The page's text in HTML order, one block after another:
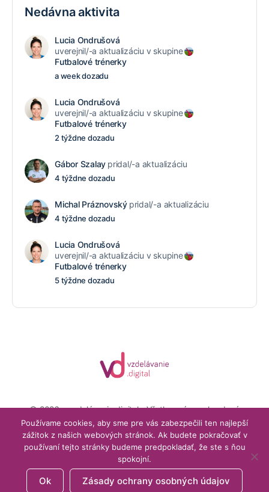
Nedávna aktivita
Lucia Ondrušová
uverejnil/-a aktualizáciu v skupine
Futbalové trénerky
a week dozadu
Lucia Ondrušová
uverejnil/-a aktualizáciu v skupine
Futbalové trénerky
2 týždne dozadu
Gábor Szalay pridal/-a aktualizáciu
4 týždne dozadu
Michal Práznovský pridal/-a aktualizáciu
4 týždne dozadu
Lucia Ondrušová
uverejnil/-a aktualizáciu v skupine
Futbalové trénerky
5 týždne dozadu
© 2026 - vzdelávanie.digital - Všetky práva vyhradené
Môj účet
Obchodné podmienky
Menu
Items
podpora@vzdelavanie.digital
Používame cookies, aby sme pre vás zabezpečili ten najlepší
zážitok z našich webových stránok. Ak budete pokračovať v
používaní tejto stránky budeme predpokladať, že ste s ňou
spokojní.
Ok Zásady ochrany osobných údajov